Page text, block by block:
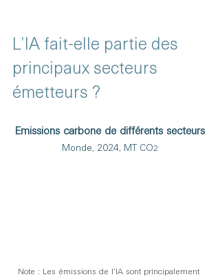
L’IA fait-elle partie des
principaux secteurs
émetteurs ?
Emissions carbone de différents secteurs
Monde, 2024, MT CO2
Note : Les émissions de l’IA sont principalement